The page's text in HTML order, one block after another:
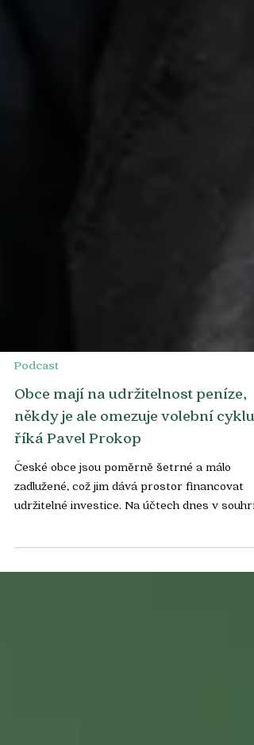
Podcast
Obce mají na udržitelnost peníze,
někdy je ale omezuje volební
říká Pavel Prokop
České obce jsou poměrně šetrné a málo
zadlužené, což jim dává prostor financovat
drží...